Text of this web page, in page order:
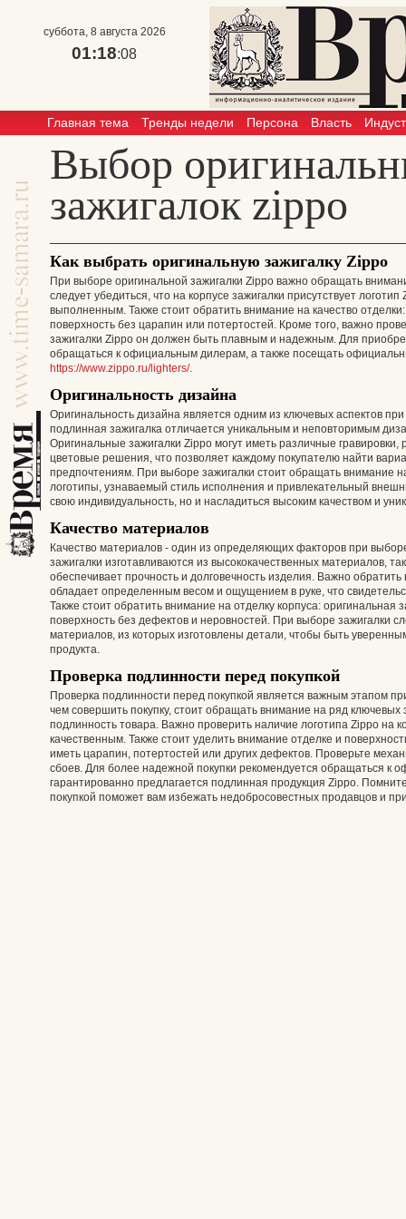
суббота, 8 августа 2026
01:18:08
Главная тема Тренды недели Персона Власть
Выбор
зажигалок zippo
Как выбрать оригинальную зажигалку Zippo
При выборе оригинальной зажигалки Zippo важно обращать
следует убедиться, что на корпусе зажигалки присутствует
выполненным. Также стоит обратить внимание на качество
поверхность без царапин или потертостей. Кроме того, важно
зажигалки Zippo он должен быть плавным и надежным. Для
обращаться к официальным дилерам, а также посещать
https://www.zippo.ru/lighters/.
Оригинальность дизайна
Оригинальность дизайна является одним из ключевых аспектов
подлинная зажигалка отличается уникальным и неповторимым
Оригинальные зажигалки Zippo могут иметь различные
цветовые решения, что позволяет каждому покупателю найти
предпочтениям. При выборе зажигалки стоит обращать внимание
логотипы, узнаваемый стиль исполнения и привлекательный
свою индивидуальность, но и насладиться высоким качеством и
Качество материалов
Качество материалов - один из определяющих факторов при
зажигалки изготавливаются из высококачественных материалов,
обеспечивает прочность и долговечность изделия. Важно
обладает определенным весом и ощущением в руке, что
Также стоит обратить внимание на отделку корпуса: оригинальная
поверхность без дефектов и неровностей. При выборе зажигалки
материалов, из которых изготовлены детали, чтобы быть
продукта.
Проверка подлинности перед покупкой
Проверка подлинности перед покупкой является важным этапом
чем совершить покупку, стоит обращать внимание на ряд
подлинность товара. Важно проверить наличие логотипа Zippo на
качественным. Также стоит уделить внимание отделке и
иметь царапин, потертостей или других дефектов. Проверьте
сбоев. Для более надежной покупки рекомендуется обращаться к
гарантированно предлагается подлинная продукция Zippo.
покупкой поможет вам избежать недобросовестных продавцов и